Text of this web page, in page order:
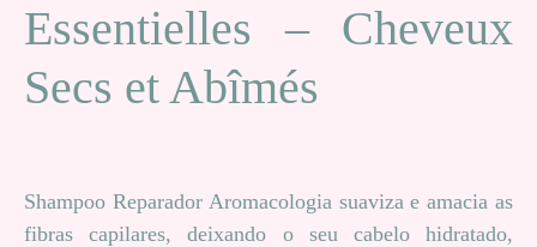
Essentielles – Cheveux
Secs et Abîmés
Shampoo Reparador Aromacologia suaviza e amacia as
fibras capilares, deixando o seu cabelo hidratado,